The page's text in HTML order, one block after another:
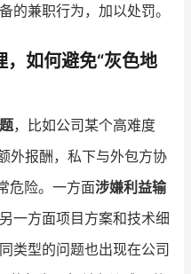
的兼职行为，加以处罚。
如何避免“灰色地
，比如公司某个高难度
外报酬，私下与外包方协
危险。一方面涉嫌利益输
一方面项目方案和技术细
类型的问题也出现在公司